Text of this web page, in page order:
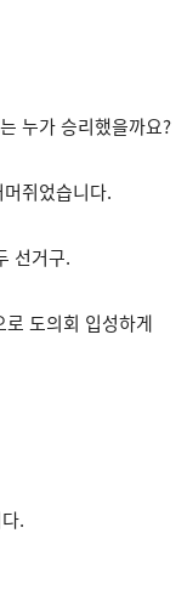
누가 승리했을까요?
쥐었습니다.
선거구.
도의회 입성하게
.